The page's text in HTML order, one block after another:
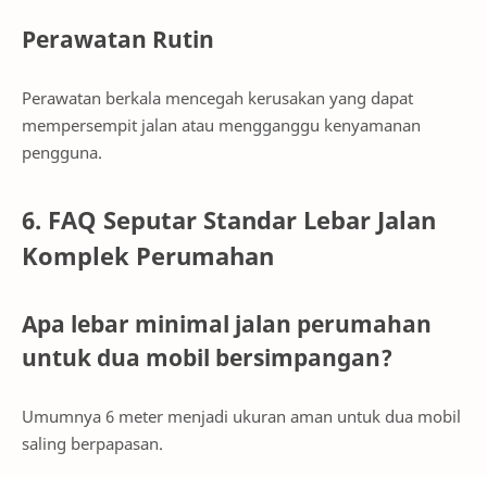
Perawatan Rutin
Perawatan berkala mencegah kerusakan yang dapat
mempersempit jalan atau mengganggu kenyamanan
pengguna.
6. FAQ Seputar Standar Lebar Jalan
Komplek Perumahan
Apa lebar minimal jalan perumahan
untuk dua mobil bersimpangan?
Umumnya 6 meter menjadi ukuran aman untuk dua mobil
saling berpapasan.